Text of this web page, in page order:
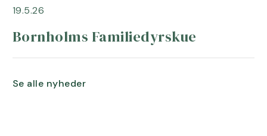
19.5.26
Bornholms Familiedyrskue
Se alle nyheder